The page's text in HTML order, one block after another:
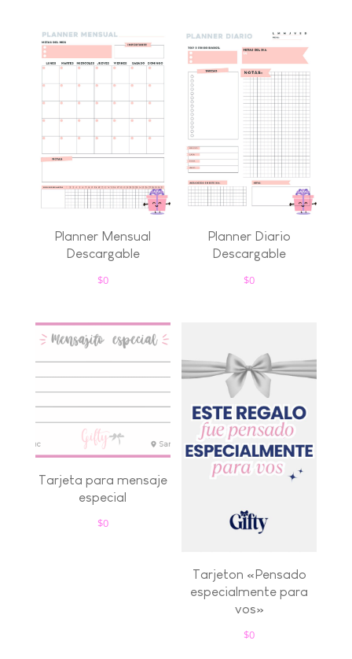
Planner Mensual
Descargable
$0
Planner Diario
Descargable
$0
Tarjeta para mensaje
especial
$0
Tarjeton «Pensado
especialmente para
vos»
$0